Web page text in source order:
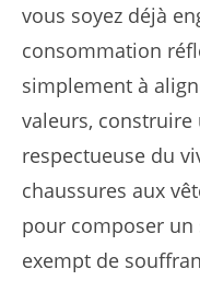
vous soyez déjà
consommation
simplement à
valeurs, construire
respectueuse du
chaussures aux
pour composer
exempt de